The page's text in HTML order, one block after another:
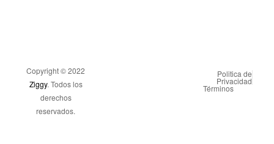
Copyright © 2022
Ziggy. Todos los
derechos
reservados.
Politica de
Privacidad
Términos